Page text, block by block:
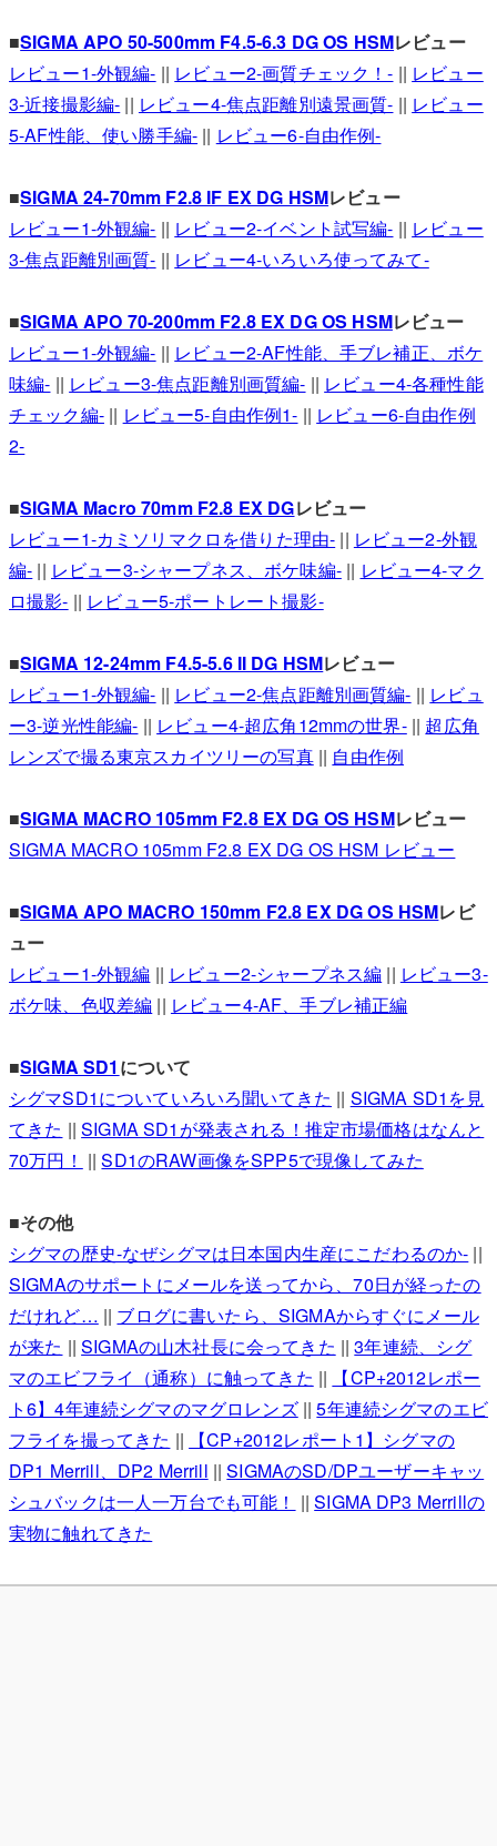
■SIGMA APO 50-500mm F4.5-6.3 DG OS HSMレビュー
レビュー1-外観編- || レビュー2-画質チェック！- || レビュー
3-近接撮影編- || レビュー4-焦点距離別遠景画質- || レビュー
5-AF性能、使い勝手編- || レビュー6-自由作例-
■SIGMA 24-70mm F2.8 IF EX DG HSMレビュー
レビュー1-外観編- || レビュー2-イベント試写編- || レビュー
3-焦点距離別画質- || レビュー4-いろいろ使ってみて-
■SIGMA APO 70-200mm F2.8 EX DG OS HSMレビュー
レビュー1-外観編- || レビュー2-AF性能、手ブレ補正、ボケ
味編- || レビュー3-焦点距離別画質編- || レビュー4-各種性能
チェック編-|| レビュー5-自由作例1- || レビュー6-自由作例
2-
■SIGMA Macro 70mm F2.8 EX DGレビュー
レビュー1-カミソリマクロを借りた理由- || レビュー2-外観
編- || レビュー3-シャープネス、ボケ味編-|| レビュー4-マク
ロ撮影- || レビュー5-ポートレート撮影-
■SIGMA 12-24mm F4.5-5.6 II DG HSMレビュー
レビュー1-外観編- || レビュー2-焦点距離別画質編- || レビュ
ー3-逆光性能編- || レビュー4-超広角12mmの世界-|| 超広角
レンズで撮る東京スカイツリーの写真|| 自由作例
■SIGMA MACRO 105mm F2.8 EX DG OS HSMレビュー
SIGMA MACRO 105mm F2.8 EX DG OS HSM レビュー
■SIGMA APO MACRO 150mm F2.8 EX DG OS HSMレビ
ュー
レビュー1-外観編 || レビュー2-シャープネス編 || レビュー3-
ボケ味、色収差編 || レビュー4-AF、手ブレ補正編
■SIGMA SD1 について
シグマSD1についていろいろ聞いてきた || SIGMA SD1を見
てきた ||SIGMA SD1が発表される！推定市場価格はなんと
70万円！ ||SD1のRAW画像をSPP5で現像してみた
■その他
シグマの歴史-なぜシグマは日本国内生産にこだわるのか- ||
SIGMAのサポートにメールを送ってから、70日が経ったの
だけれど… || ブログに書いたら、SIGMAからすぐにメール
が来た ||SIGMAの山木社長に会ってきた ||3年連続、シグ
マのエビフライ（通称）に触ってきた ||
【CP+2012レポー
ト6】4年連続シグマのマグロレンズ||5年連続シグマのエビ
フライを撮ってきた ||
【CP+2012レポート1】シグマの
DP1 Merrill、DP2 Merrill ||SIGMAのSD/DPユーザーキャッ
シュバックは一人一万台でも可能！ ||SIGMA DP3 Merrillの
実物に触れてきた